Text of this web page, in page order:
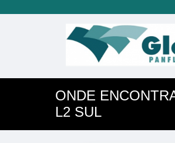
ONDE
L2 SUL